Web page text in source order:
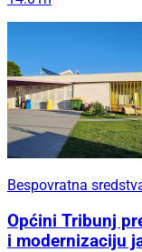
Bespovratna
Općini Tribunj
i modernizaciju